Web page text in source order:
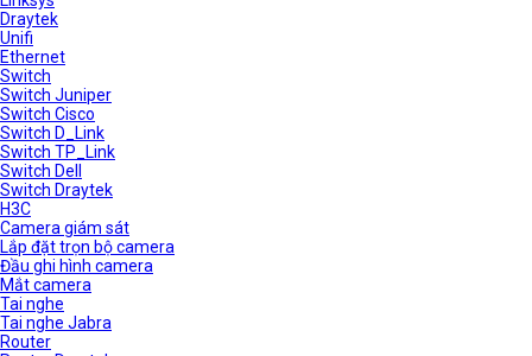
Draytek
Unifi
Ethernet
Switch
Switch Juniper
Switch Cisco
Switch D_Link
Switch TP_Link
Switch Dell
Switch Draytek
H3C
Camera giám sát
Lắp đặt trọn bộ camera
Đầu ghi hình camera
Mắt camera
Tai nghe
Tai nghe Jabra
Router